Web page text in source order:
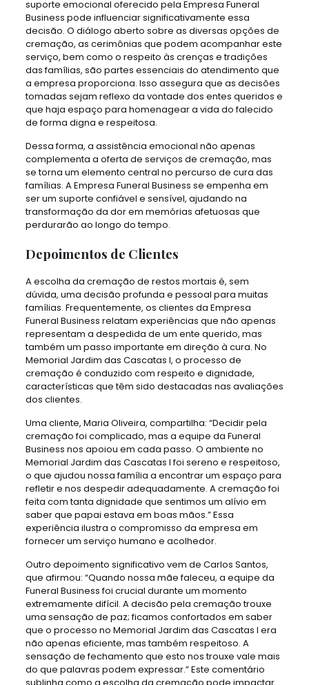
suporte emocional oferecido pela Empresa Funeral
Business pode influenciar significativamente essa
decisão. O diálogo aberto sobre as diversas opções de
cremação, as cerimônias que podem acompanhar este
serviço, bem como o respeito às crenças e tradições
das famílias, são partes essenciais do atendimento que
a empresa proporciona. Isso assegura que as decisões
tomadas sejam reflexo da vontade dos entes queridos e
que haja espaço para homenagear a vida do falecido
de forma digna e respeitosa.
Dessa forma, a assistência emocional não apenas
complementa a oferta de serviços de cremação, mas
se torna um elemento central no percurso de cura das
famílias. A Empresa Funeral Business se empenha em
ser um suporte confiável e sensível, ajudando na
transformação da dor em memórias afetuosas que
perdurarão ao longo do tempo.
Depoimentos de Clientes
A escolha da cremação de restos mortais é, sem
dúvida, uma decisão profunda e pessoal para muitas
famílias. Frequentemente, os clientes da Empresa
Funeral Business relatam experiências que não apenas
representam a despedida de um ente querido, mas
também um passo importante em direção à cura. No
Memorial Jardim das Cascatas I, o processo de
cremação é conduzido com respeito e dignidade,
características que têm sido destacadas nas avaliações
dos clientes.
Uma cliente, Maria Oliveira, compartilha: “Decidir pela
cremação foi complicado, mas a equipe da Funeral
Business nos apoiou em cada passo. O ambiente no
Memorial Jardim das Cascatas I foi sereno e respeitoso,
o que ajudou nossa família a encontrar um espaço para
refletir e nos despedir adequadamente. A cremação foi
feita com tanta dignidade que sentimos um alívio em
saber que papai estava em boas mãos.” Essa
experiência ilustra o compromisso da empresa em
fornecer um serviço humano e acolhedor.
Outro depoimento significativo vem de Carlos Santos,
que afirmou: “Quando nossa mãe faleceu, a equipe da
Funeral Business foi crucial durante um momento
extremamente difícil. A decisão pela cremação trouxe
uma sensação de paz; ficamos confortados em saber
que o processo no Memorial Jardim das Cascatas I era
não apenas eficiente, mas também respeitoso. A
sensação de fechamento que esto nos trouxe vale mais
do que palavras podem expressar.” Este comentário